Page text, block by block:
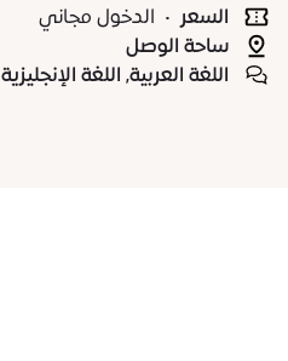
السعر • الدخول مجاني
ساحة الوصل
اللغة العربية, اللغة الإنجليزية